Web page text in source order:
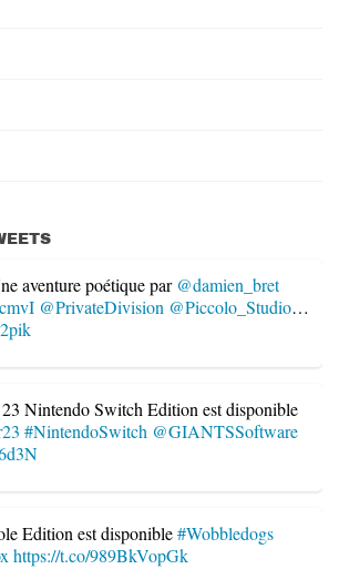
aventure poétique par @damien_bret
@PrivateDivision @Piccolo_Studio…
Nintendo Switch Edition est disponible
#NintendoSwitch @GIANTSSoftware
Edition est disponible#Wobbledogs
https://t.co/989BkVopGk